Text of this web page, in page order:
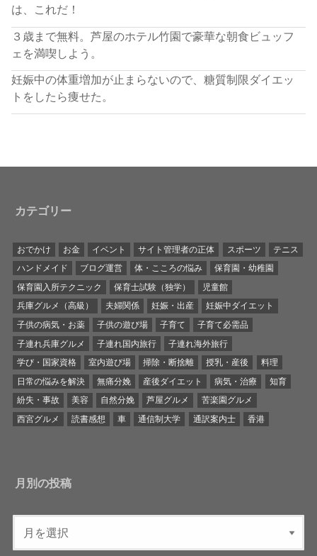
は、これだ！
３歳まで無料。芦屋のホテル竹園で豪華な朝食ビュッフ
ェを満喫しよう。
妊娠中の体重増加が止まらないので、糖質制限ダイエッ
トをしたら痩せた。
カテゴリー
おでかけ お金 イベント サイト管理者の正体 スポーツ
テニス
ハンドメイド
ブログ運営 体・こころの悩み
保育園・幼稚園
保育園入所テクニック
保育士試験（独学）
児童館
兵庫グルメ（高級）
夫婦関係 妊娠・出産
妊娠中ダイエット
子供の病気・お薬
子供の遊び場 子育て
子育て必需品
子連れ兵庫グルメ
子連れ国内旅行
子連れ海外旅行
学び・国家資格
室内遊び場 掃除・断捨離 授乳・産後
料理
日常の悩みを解決
無痛分娩 産後ダイエット 病気・治療
知育
紛失・事故
美容 自然分娩 芦屋グルメ
苦楽園グルメ
西宮グルメ
読書感想 車 通信制大学 通訳案内士 香港
月別の投稿